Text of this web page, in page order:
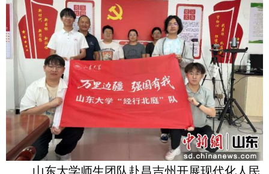
山东大学师生团队赴昌吉州开展现代化人民